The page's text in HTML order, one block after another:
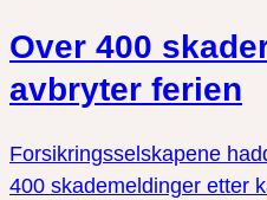
Over 400
avbryter ferien
Forsikringsselskapene
400 skademeldinger etter